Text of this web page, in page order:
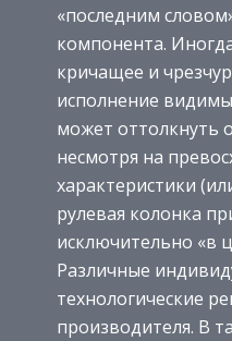
«последним
компонента.
кричащее и
исполнение
может оттолкнуть
несмотря на
характеристики
рулевая колонка
исключительно «в
Различные
технологические
производителя. В